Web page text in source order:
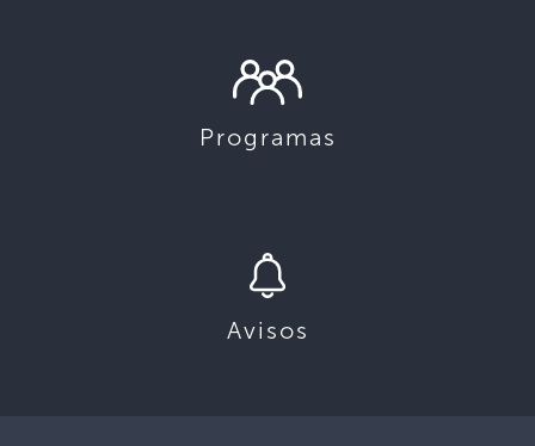
Programas
Avisos